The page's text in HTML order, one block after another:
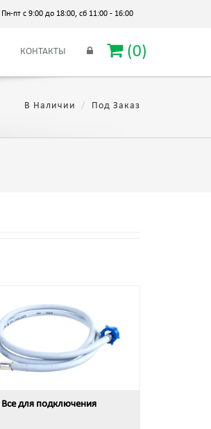
Пн-пт с 9:00 до 18:00, сб 11:00 - 16:00
КОНТАКТЫ (0)
В Наличии Под Заказ
Все для подключения